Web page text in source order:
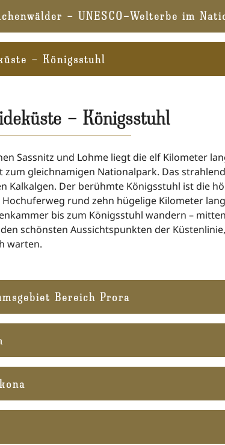
– UNESCO-Welterbe im
– Königsstuhl
– Königsstuhl
Sassnitz und Lohme liegt die elf Kilometer
zum gleichnamigen Nationalpark. Das
Kalkalgen. Der berühmte Königsstuhl ist die
Hochuferweg rund zehn hügelige Kilometer
bis zum Königsstuhl wandern –
den schönsten Aussichtspunkten der
warten.
Bereich Prora